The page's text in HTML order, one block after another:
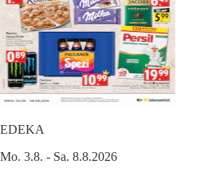
EDEKA
Mo. 3.8. - Sa. 8.8.2026